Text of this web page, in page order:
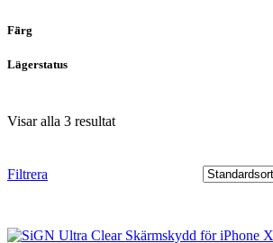
Färg
Lagerstatus
Visar alla 3 resultat
Filtrera